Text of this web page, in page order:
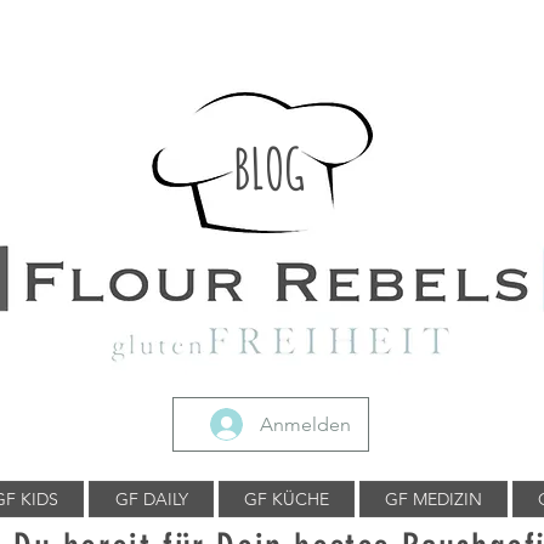
BLOG
Anmelden
KIDS GF DAILY GF KÜCHE GF MEDIZIN